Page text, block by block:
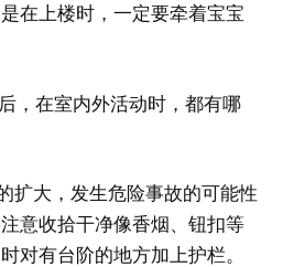
在上楼时，一定要牵着宝宝
在室内外活动时，都有哪
大，发生危险事故的可能性
意收拾干净像香烟、钮扣等
对有台阶的地方加上护栏。